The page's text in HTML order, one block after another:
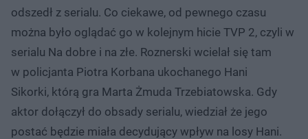
odszedł z serialu. Co ciekawe, od pewnego czasu
można było oglądać go w kolejnym hicie TVP 2, czyli w
serialu Na dobre i na złe. Roznerski wcielał się tam
w policjanta Piotra Korbana ukochanego Hani
Sikorki, którą gra Marta Żmuda Trzebiatowska. Gdy
aktor dołączył do obsady serialu, wiedział że jego
postać będzie miała decydujący wpływ na losy Hani.